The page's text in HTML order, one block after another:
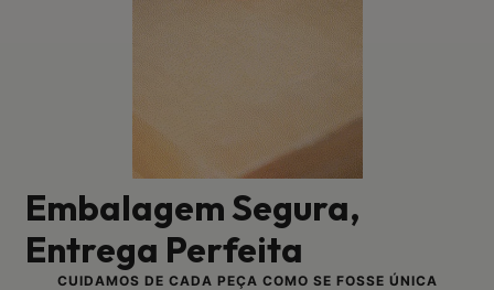
Embalagem Segura,
Entrega Perfeita
CUIDAMOS DE CADA PEÇA COMO SE FOSSE ÚNICA